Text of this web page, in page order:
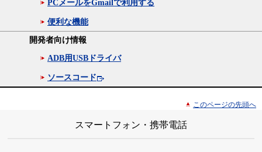
PCメールをGmailで利用する
便利な機能
開発者向け情報
ADB用USBドライバ
ソースコード
このページの先頭へ
スマートフォン・携帯電話